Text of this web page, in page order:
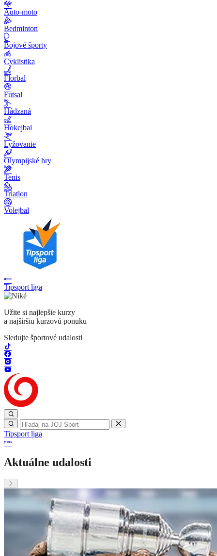
Auto-moto
Bedminton
Bojové športy
Cyklistika
Florbal
Futsal
Hádzaná
Hokejbal
Lyžovanie
Olympijské hry
Tenis
Triatlon
Volejbal
Tipsport liga
Užite si najlepšie kurzy
a najširšiu kurzovú ponuku
Sledujte športové udalosti
Tipsport liga
Aktuálne udalosti